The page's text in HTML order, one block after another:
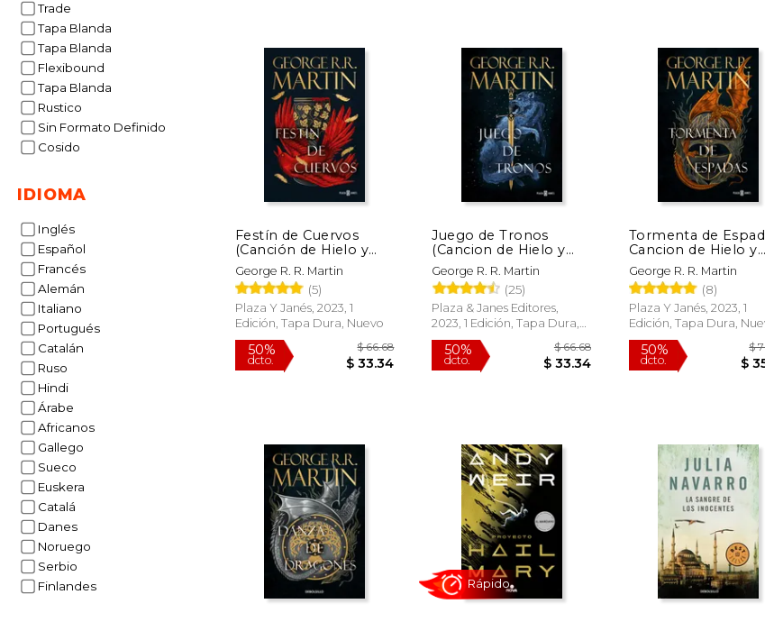
Trade
Tapa Blanda
Tapa Blanda
Flexibound
Tapa Blanda
Rustico
Sin Formato Definido
Cosido
IDIOMA
Inglés
Español
Francés
Alemán
Italiano
Portugués
Catalán
Ruso
Hindi
Árabe
Africanos
Gallego
Sueco
Euskera
Catalá
Danes
Noruego
Serbio
Finlandes
Festín de Cuervos
(Canción de Hielo y
Fuego 4)
George R. R. Martin
(5)
Plaza Y Janés, 2023, 1
Edición, Tapa Dura, Nuevo
50%
dcto.
Juego de Tronos
(Cancion de Hielo y
Fuego 1)
George R. R. Martin
(25)
Plaza & Janes Editores,
2023, 1 Edición, Tapa Dura,
Nuevo
50%
dcto.
Tormenta de
Cancion de Hielo y
Fuego 3
George R. R. Martin
(8)
Plaza Y Janés, 2023, 1
Edición, Tapa Dura,
50%
dcto.